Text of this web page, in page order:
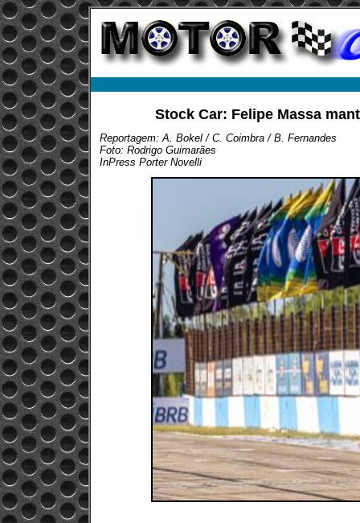
Stock Car: Felipe Massa
Reportagem: A. Bokel / C. Coimbra / B. Fernandes
Foto: Rodrigo Guimarães
InPress Porter Novelli